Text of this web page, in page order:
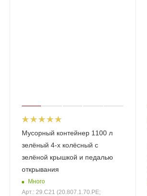
Мусорный контейнер 1100 л
зелёный 4-х колёсный с
зелёной крышкой и педалью
открывания
Много
Арт.: 29.C21 (20.807.1.70.PE;